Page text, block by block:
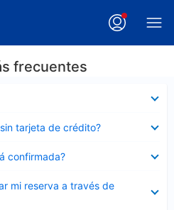
frecuentes
tarjeta de crédito?
confirmada?
mi reserva a través de